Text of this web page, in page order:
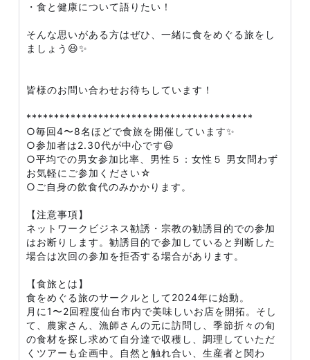
・食と健康について語りたい！
そんな思いがある方はぜひ、一緒に食をめぐる旅をし
ましょう😃✨
皆様のお問い合わせお待ちしています！
*****************************************
○毎回4〜8名ほどで食旅を開催しています✨
○参加者は2.30代が中心です😃
○平均での男女参加比率、男性５：女性５ 男女問わず
お気軽にご参加ください☆
○ご自身の飲食代のみかかります。
【注意事項】
ネットワークビジネス勧誘・宗教の勧誘目的での参加
はお断りします。勧誘目的で参加していると判断した
場合は次回の参加を拒否する場合があります。
【食旅とは】
食をめぐる旅のサークルとして2024年に始動。
月に1〜2回程度仙台市内で美味しいお店を開拓。そし
て、農家さん、漁師さんの元に訪問し、季節折々の旬
の食材を探し求めて自分達で収穫し、調理していただ
くツアーも企画中。自然と触れ合い、生産者と関わ